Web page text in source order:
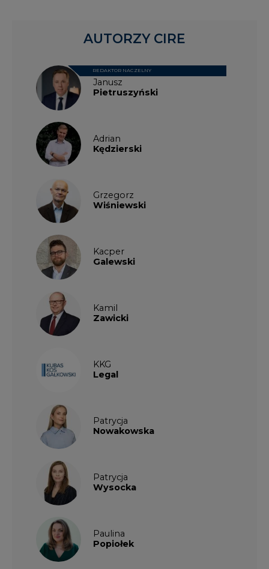
Janusz
Pietruszyński
REDAKTOR NACZELNY
Adrian
Kędzierski
Grzegorz
Wiśniewski
Kacper
Galewski
Kamil
Zawicki
KKG
Legal
Patrycja
Nowakowska
Patrycja
Wysocka
Paulina
Popiołek
AUTORZY CIRE